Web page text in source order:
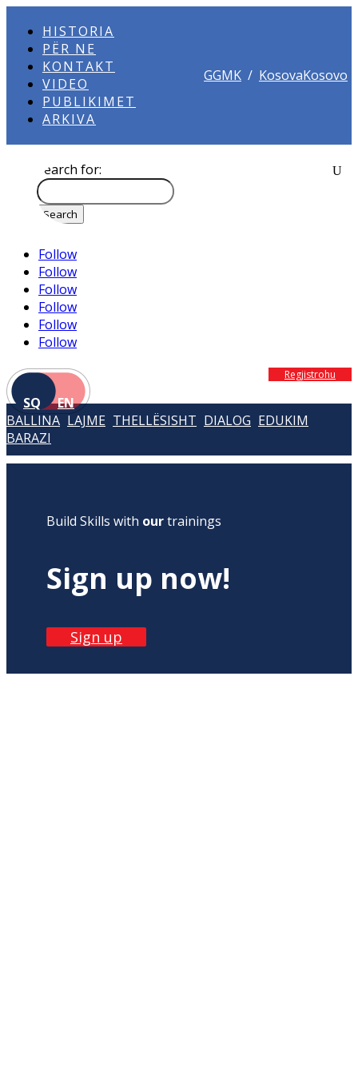
HISTORIA
PËR NE
KONTAKT
VIDEO
PUBLIKIMET
ARKIVA
GGMK / KosovaKosovo
Search for:
Follow
Follow
Follow
Follow
Follow
Follow
SQ EN
Regjistrohu
BALLINA LAJME THELLËSISHT DIALOG EDUKIM
BARAZI
Build Skills with ourtrainings
Sign up now!
Sign up